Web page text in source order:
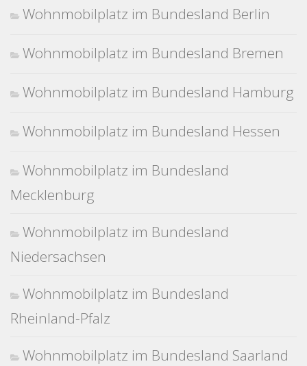
Wohnmobilplatz im Bundesland Berlin
Wohnmobilplatz im Bundesland Bremen
Wohnmobilplatz im Bundesland Hamburg
Wohnmobilplatz im Bundesland Hessen
Wohnmobilplatz im Bundesland
Mecklenburg
Wohnmobilplatz im Bundesland
Niedersachsen
Wohnmobilplatz im Bundesland
Rheinland-Pfalz
Wohnmobilplatz im Bundesland Saarland